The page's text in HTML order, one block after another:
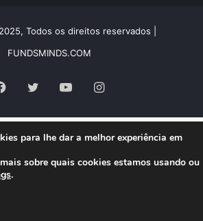
Todos os direitos reservados |
FUNDSMINDS.COM
Facebook
Twitter YouTubeInstagram
para lhe dar a melhor experiência em
sobre quais cookies estamos usando ou
.